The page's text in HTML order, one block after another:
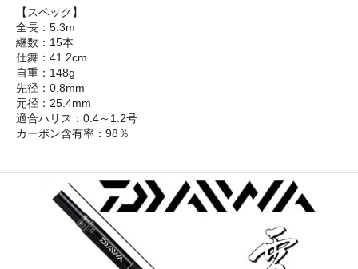
【スペック】
全長：5.3m
継数：15本
仕舞：41.2cm
自重：148g
先径：0.8mm
元径：25.4mm
適合ハリス：0.4～1.2号
カーボン含有率：98％